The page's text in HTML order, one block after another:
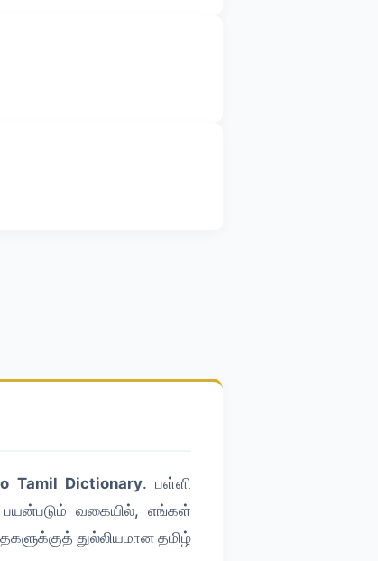
Tamil Dictionary. பள்ளி
பயன்படும் வகையில், எங்கள்
துல்லியமான தமிழ்